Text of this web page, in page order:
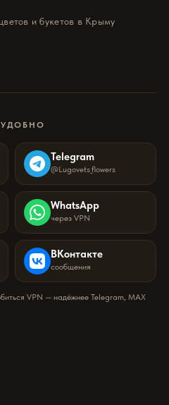
и букетов в Крыму
Telegram
@Lugovets_flowers
WhatsApp
через VPN
ВКонтакте
сообщения
VPN — надёжнее Telegram, MAX